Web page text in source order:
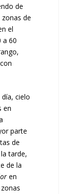
de
de
el
a 60
cielo
en
parte
de
tarde,
de la
en